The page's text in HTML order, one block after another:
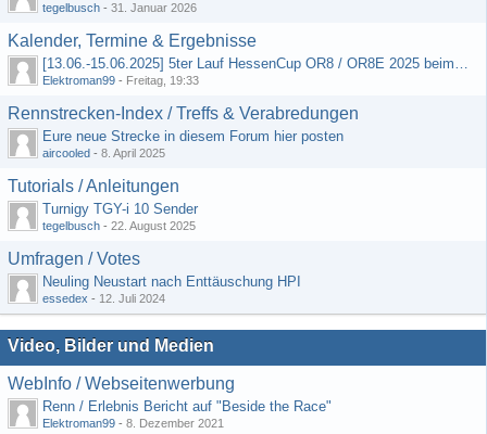
tegelbusch - 31. Januar 2026
Kalender, Termine & Ergebnisse
[13.06.-15.06.2025] 5ter Lauf HessenCup OR8 / OR8E 2025 beim MSC Ober-Mörlen e.V.
Elektroman99 - Freitag, 19:33
Rennstrecken-Index / Treffs & Verabredungen
Eure neue Strecke in diesem Forum hier posten
aircooled - 8. April 2025
Tutorials / Anleitungen
Turnigy TGY-i 10 Sender
tegelbusch - 22. August 2025
Umfragen / Votes
Neuling Neustart nach Enttäuschung HPI
essedex - 12. Juli 2024
Video, Bilder und Medien
WebInfo / Webseitenwerbung
Renn / Erlebnis Bericht auf "Beside the Race"
Elektroman99 - 8. Dezember 2021